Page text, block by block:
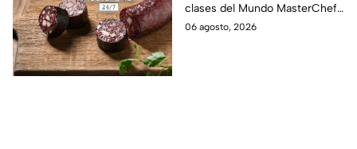
clases del Mundo MasterChef
24/7.
06 agosto, 2026